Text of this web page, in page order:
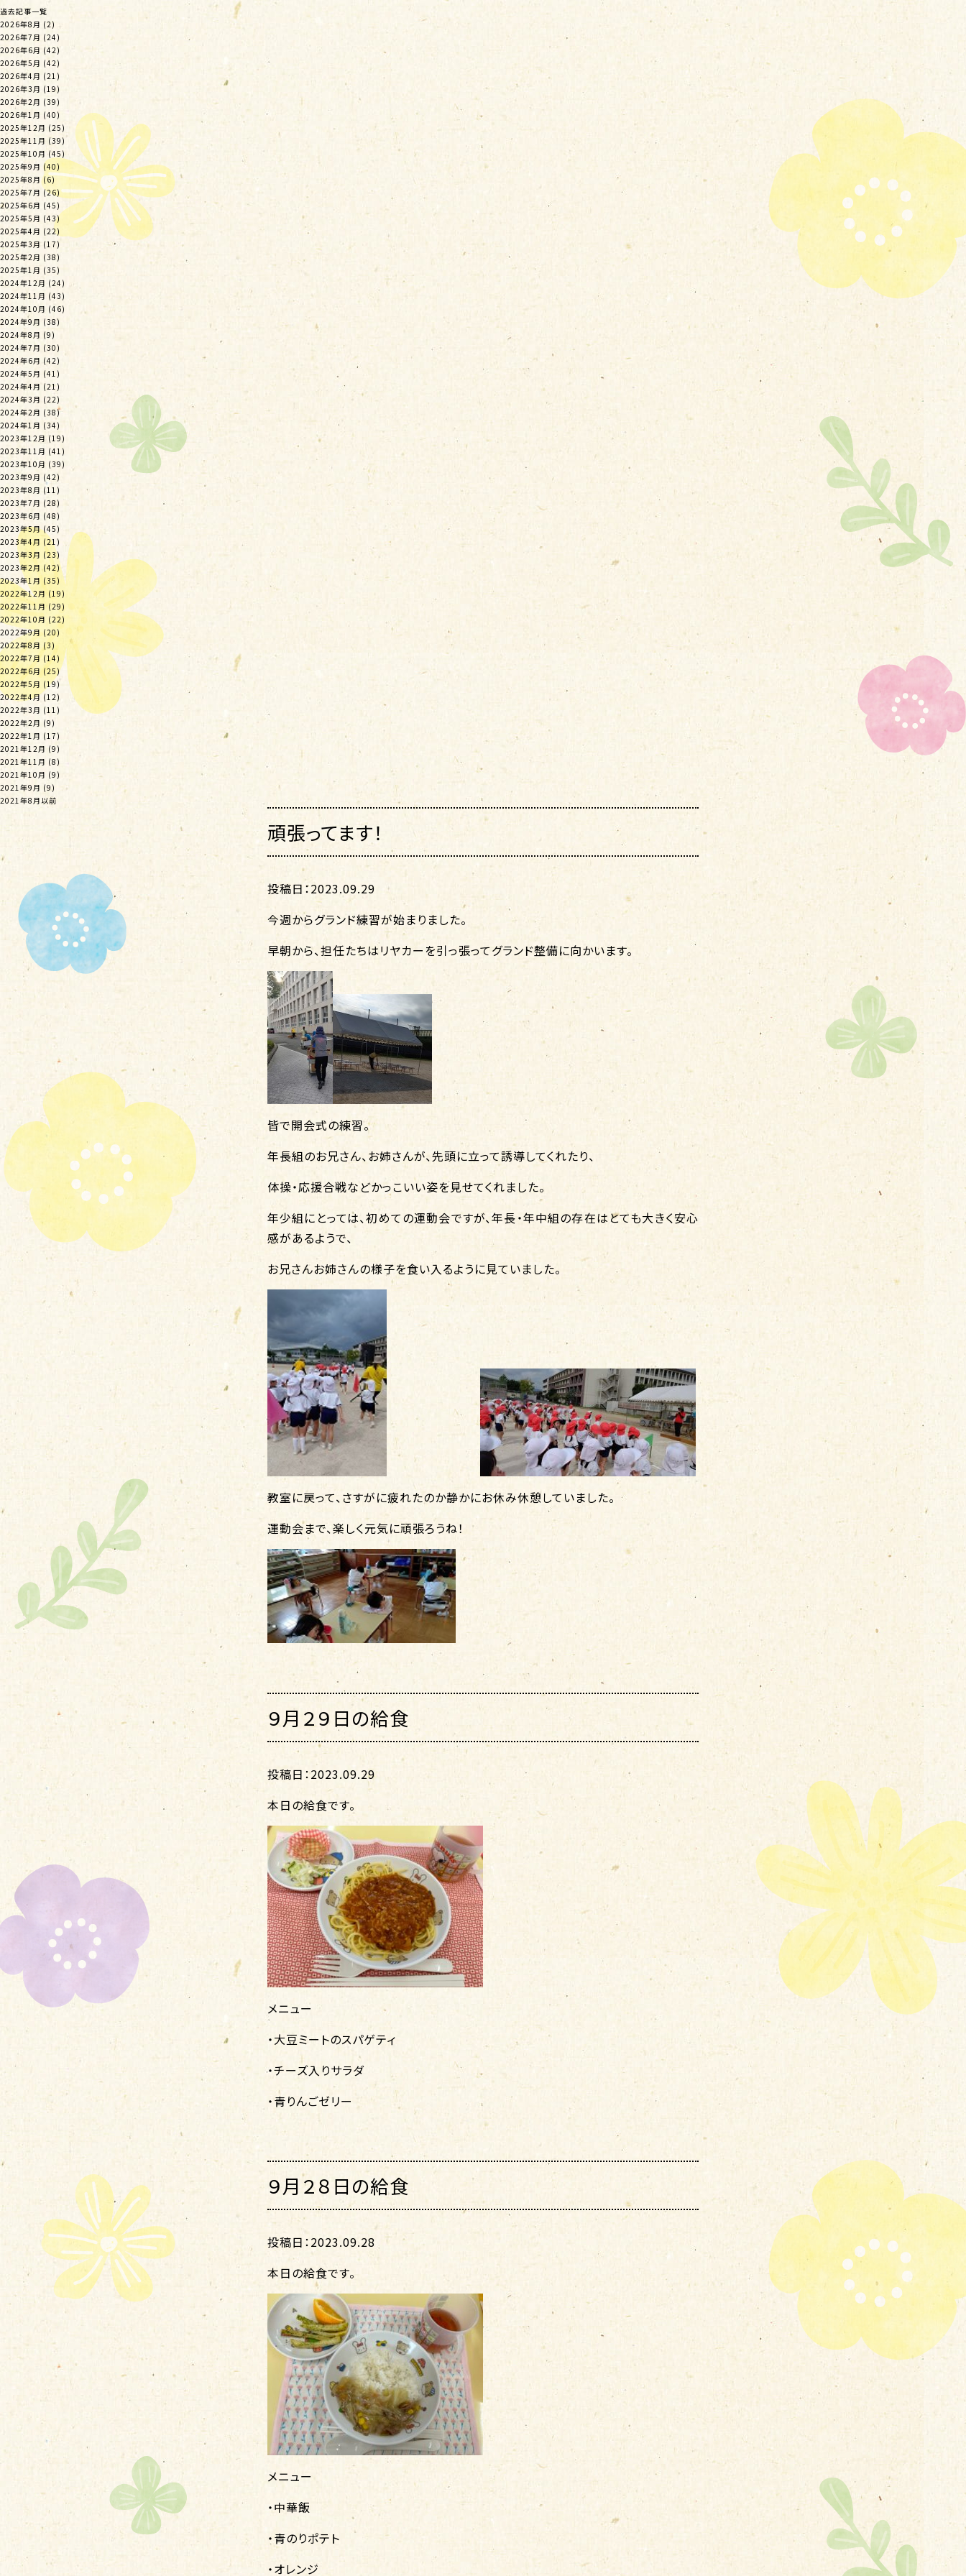
過去記事一覧
2026年8月 (2)
2026年7月 (24)
2026年6月 (42)
2026年5月 (42)
2026年4月 (21)
2026年3月 (19)
2026年2月 (39)
2026年1月 (40)
2025年12月 (25)
2025年11月 (39)
2025年10月 (45)
2025年9月 (40)
2025年8月(6)
2025年7月 (26)
2025年6月 (45)
2025年5月 (43)
2025年4月 (22)
2025年3月 (17)
2025年2月 (38)
2025年1月 (35)
2024年12月 (24)
2024年11月 (43)
2024年10月 (46)
2024年9月 (38)
2024年8月 (9)
2024年7月 (30)
2024年6月 (42)
2024年5月 (41)
2024年4月 (21)
2024年3月 (22)
2024年2月 (38)
2024年1月 (34)
2023年12月 (19)
2023年11月 (41)
2023年10月 (39)
2023年9月 (42)
2023年8月 (11)
2023年7月 (28)
2023年6月 (48)
2023年5月(45)
2023年4月 (21)
2023年3月 (23)
2023年2月 (42)
2023年1月 (35)
2022年12月 (19)
2022年11月 (29)
2022年10月 (22)
2022年9月 (20)
2022年8月 (3)
2022年7月(14)
2022年6月 (25)
2022年5月 (19)
2022年4月(12)
2022年3月 (11)
2022年2月 (9)
2022年1月 (17)
2021年12月 (9)
2021年11月 (8)
2021年10月 (9)
2021年9月 (9)
2021年8月以前
頑張ってます！
投稿日：2023.09.29
今週からグランド練習が始まりました。
早朝から、担任たちはリヤカーを引っ張ってグランド整備に向かいます。
皆で開会式の練習。
年長組のお兄さん、お姉さんが、先頭に立って誘導してくれたり、
体操・応援合戦などかっこいい姿を見せてくれました。
年少組にとっては、初めての運動会ですが、年長・年中組の存在はとても大きく安心
感があるようで、
お兄さんお姉さんの様子を食い入るように見ていました。
教室に戻って、さすがに疲れたのか静かにお休み休憩していました。
運動会まで、楽しく元気に頑張ろうね！
９月２９日の給食
投稿日：2023.09.29
本日の給食です。
メニュー
・大豆ミートのスパゲティ
・チーズ入りサラダ
・青りんごゼリー
９月２８日の給食
投稿日：2023.09.28
本日の給食です。
メニュー
・中華飯
・青のりポテト
・オレンジ